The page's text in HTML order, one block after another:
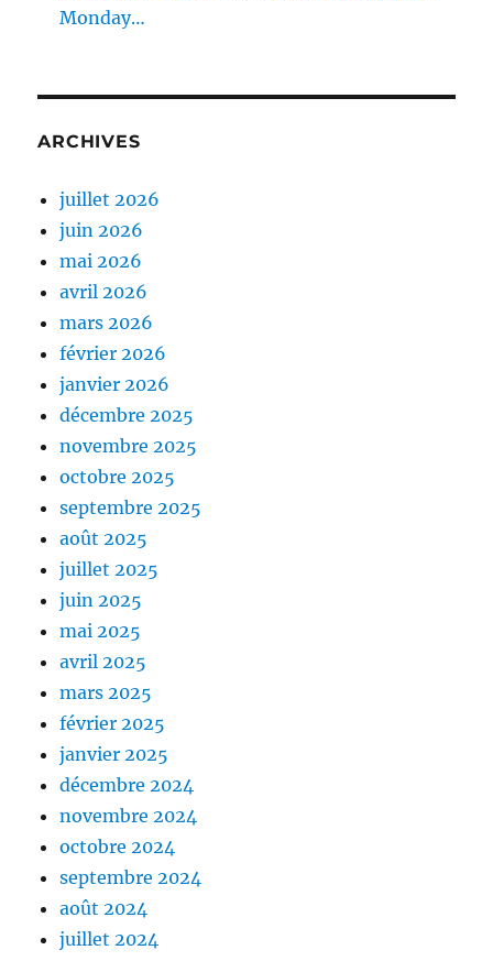
Monday…
ARCHIVES
juillet 2026
juin 2026
mai 2026
avril 2026
mars 2026
février 2026
janvier 2026
décembre 2025
novembre 2025
octobre 2025
septembre 2025
août 2025
juillet 2025
juin 2025
mai 2025
avril 2025
mars 2025
février 2025
janvier 2025
décembre 2024
novembre 2024
octobre 2024
septembre 2024
août 2024
juillet 2024